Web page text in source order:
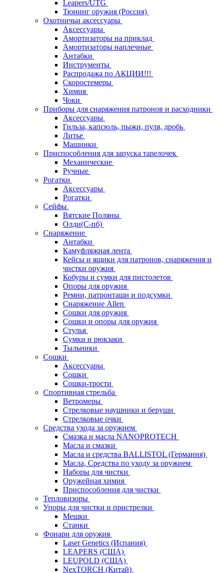
Leapers/UTG
Тюнинг оружия (Россия)
Охотничьи аксессуары
Аксессуары
Амортизаторы на приклад
Амортизаторы наплечные
Антабки
Инструменты
Распродажа по АКЦИИ!!!
Скоростемеры
Химия
Чоки
Приборы для снаряжения патронов и расходники
Аксессуары
Гильза, капсюль, пыжи, пуля, дробь
Литье
Машинки
Приспособления для запуска тарелочек
Механические
Ручные
Рогатки
Аксессуары
Рогатки
Сейфы
Вятские Поляны
Олди(С-пб)
Снаряжение
Антабки
Камуфляжная лента
Кейсы и ящики для патронов, снаряжения и
чистки оружия
Кобуры и сумки для пистолетов
Опоры для оружия
Ремни, патронташи и подсумки
Снаряжение Allen
Сошки для оружия
Сошки и опоры для оружия
Стулья
Сумки и рюкзаки
Тыльники
Сошки
Аксессуары
Сошки
Сошки-трости
Спортивная стрельба
Ветромеры
Стрелковые наушники и беруши
Стрелковые очки
Средства ухода за оружием
Смазка и масла NANOPROTECH
Масла и смазки
Масла и средства BALLISTOL (Германия)
Масла, Средства по уходу за оружием
Наборы для чистки
Оружейная химия
Приспособления для чистки
Тепловизоры
Упоры для чистки и пристрелки
Мешки
Станки
Фонари для оружия
Laser Genetics (Испания)
LEAPERS (США)
LEUPOLD (США)
NexTORCH (Китай)